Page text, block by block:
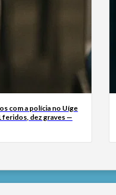
com a polícia no Uíge
feridos, dez graves —